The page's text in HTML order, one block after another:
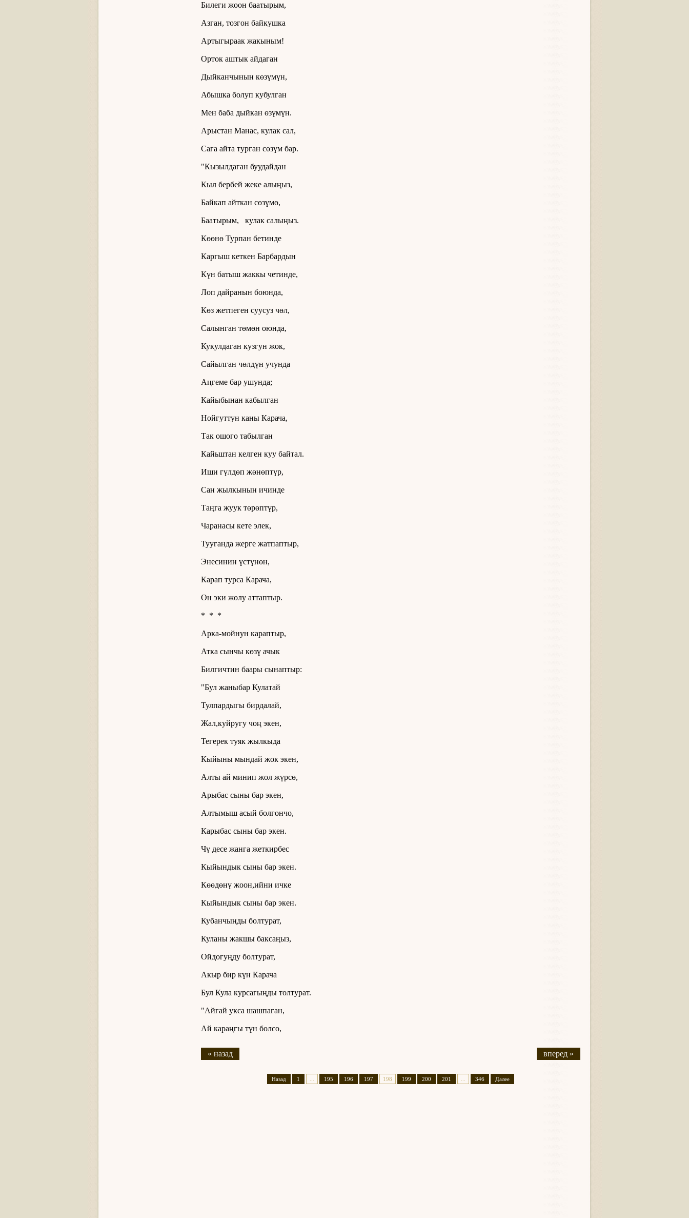
Билеги жоон баатырым,
Азган, тозгон байкушка
Артыгыраак жакыным!
Орток аштык айдаган
Дыйканчынын көзүмүн,
Абышка болуп кубулган
Мен баба дыйкан өзүмүн.
Арыстан Манас, кулак сал,
Сага айта турган сөзүм бар.
"Кызылдаган буудайдан
Кыл бербей жеке алыңыз,
Байкап айткан сөзүмө,
Баатырым, кулак салыңыз.
Көөнө Турпан бетинде
Каргыш кеткен Барбардын
Күн батыш жаккы четинде,
Лоп дайранын боюнда,
Көз жетпеген суусуз чөл,
Салынган төмөн оюнда,
Кукулдаган кузгун жок,
Сайылган чөлдүн учунда
Аңгеме бар ушунда;
Кайыбынан кабылган
Нойгуттун каны Карача,
Так ошого табылган
Кайьштан келген куу байтал.
Иши гүлдөп жөнөптүр,
Сан жылкынын ичинде
Таңга жуук төрөптүр,
Чаранасы кете элек,
Тууганда жерге жатпаптыр,
Энесинин үстүнөн,
Карап турса Карача,
Он эки жолу аттаптыр.
* * *
Арка-мойнун караптыр,
Атка сынчы көзү ачык
Билгичтин баары сынаптыр:
"Бул жаныбар Кулатай
Тулпардыгы бирдалай,
Жал,куйругу чоң экен,
Тегерек туяк жылкыда
Кыйыны мындай жок экен,
Алты ай минип жол жүрсө,
Арыбас сыны бар экен,
Алтымыш асый болгончо,
Карыбас сыны бар экен.
Чү десе жанга жеткирбес
Кыйындык сыны бар экен.
Көөдөнү жоон,ийни ичке
Кыйындык сыны бар экен.
Кубанчыңды болтурат,
Куланы жакшы баксаңыз,
Ойдогуңду болтурат,
Акыр бир күн Карача
Бул Кула курсагыңды толтурат.
"Айгай укса шашпаган,
Ай караңгы түн болсо,
« назад вперед »
Назад 1 195 196 197 198 199 200 201 346 Далее